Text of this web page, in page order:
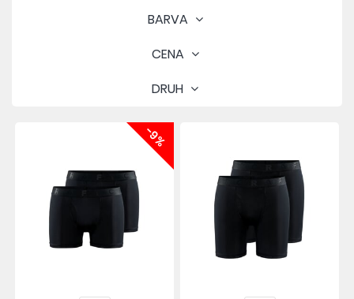
BARVA
CENA
DRUH
-9%